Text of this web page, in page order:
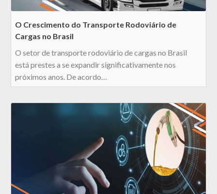
O Crescimento do Transporte Rodoviário de
Cargas no Brasil
O setor de transporte rodoviário de cargas no Brasil
está prestes a se expandir significativamente nos
próximos anos. De acordo…